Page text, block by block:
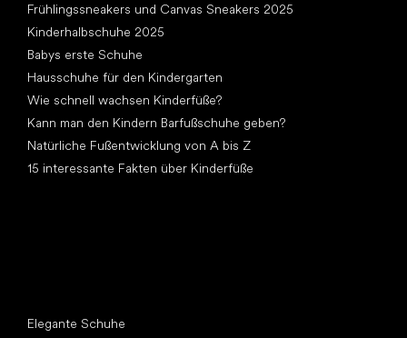
Frühlingssneakers und Canvas Sneakers 2025
Kinderhalbschuhe 2025
Babys erste Schuhe
Hausschuhe für den Kindergarten
Wie schnell wachsen Kinderfüße?
Kann man den Kindern Barfußschuhe geben?
Natürliche Fußentwicklung von A bis Z
15 interessante Fakten über Kinderfüße
Elegante Schuhe